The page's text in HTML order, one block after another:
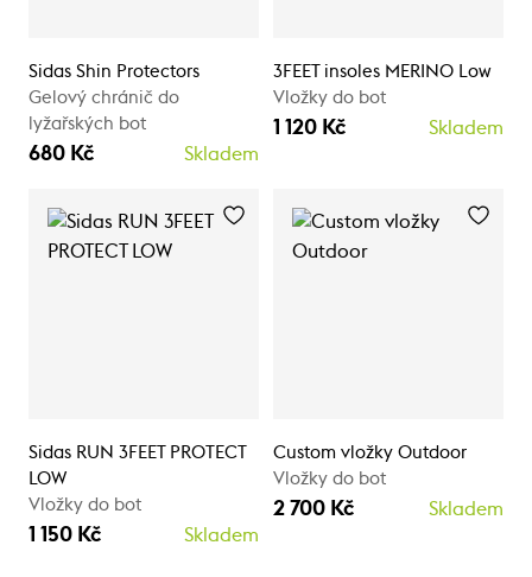
Sidas Shin Protectors
Gelový chránič do
lyžařských bot
680 Kč Skladem
3FEET insoles MERINO Low
Vložky do bot
1 120 Kč Skladem
Sidas RUN 3FEET PROTECT
LOW
Vložky do bot
1 150 Kč Skladem
Custom vložky Outdoor
Vložky do bot
2 700 Kč Skladem